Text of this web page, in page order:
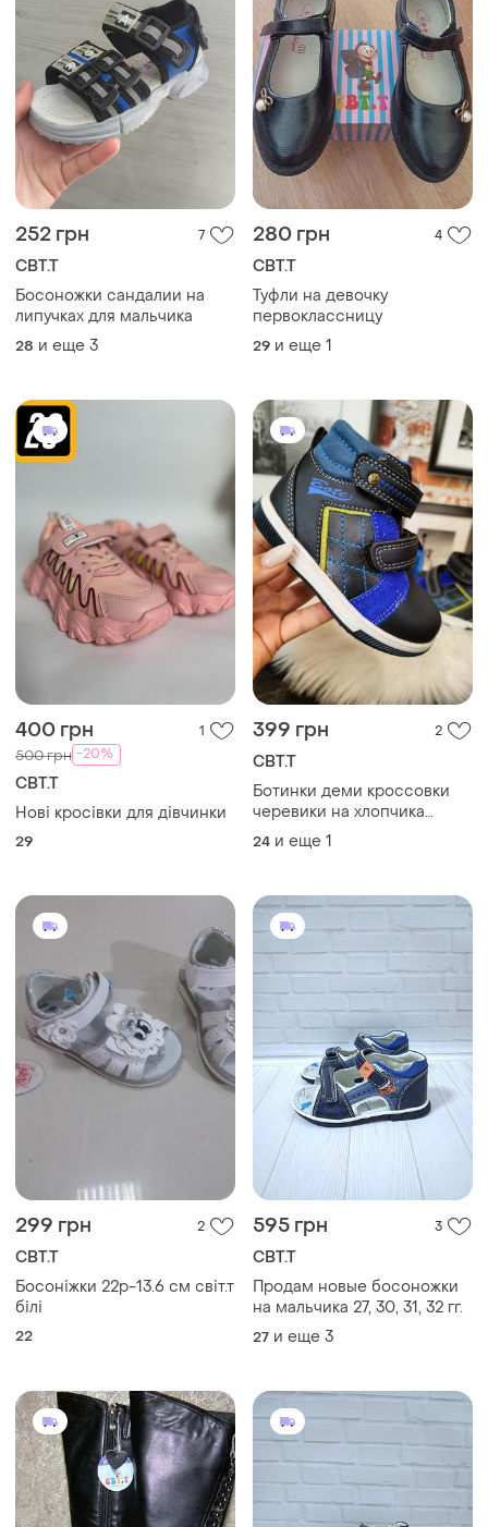
252 грн 7
СВТ.Т
Босоножки сандалии на
липучках для мальчика
28 и еще 3
280 грн 4
СВТ.Т
Туфли на девочку
первоклассницу
29 и еще 1
400 грн 1
500 грн -20%
СВТ.Т
Нові кросівки для дівчинки
29
399 грн 2
СВТ.Т
Ботинки деми кроссовки
черевики на хлопчика
чоботи демісезонні свт.т
22, 24
24 и еще 1
299 грн 2
СВТ.Т
Босоніжки 22р-13.6 см світ.т
білі
22
595 грн 3
СВТ.Т
Продам новые босоножки
на мальчика 27, 30, 31, 32 гг.
27 и еще 3